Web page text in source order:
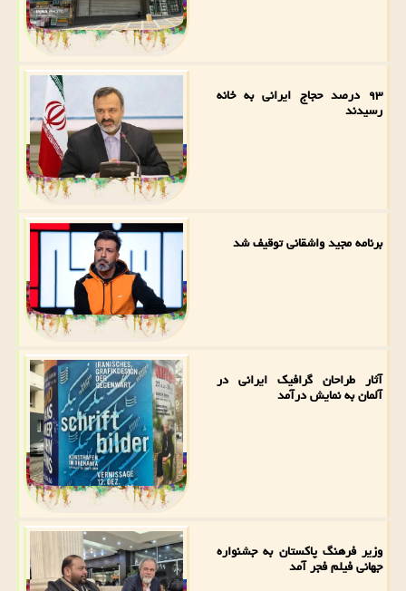
۹۳ درصد حجاج ایرانی به خانه
رسیدند
برنامه مجید واشقانی توقیف شد
آثار طراحان گرافیک ایرانی در
آلمان به نمایش درآمد
وزیر فرهنگ پاکستان به جشنواره
جهانی فیلم فجر آمد